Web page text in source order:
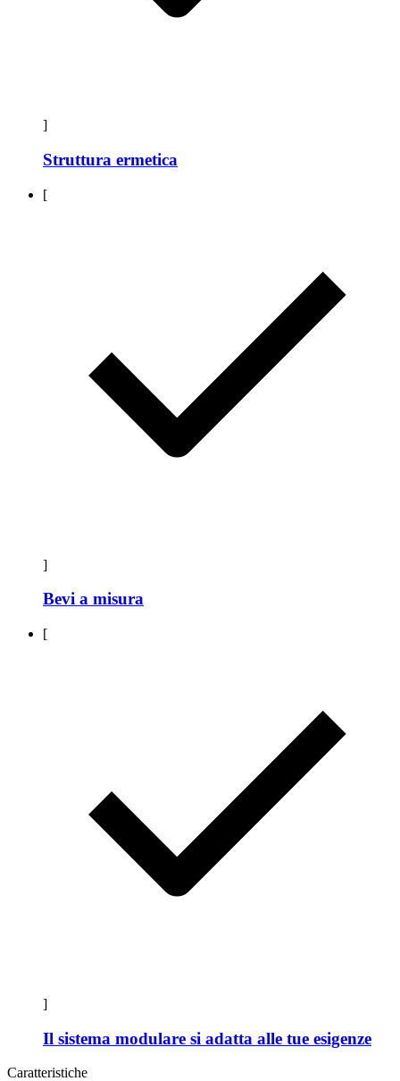
]
Struttura ermetica
[
]
Bevi a misura
[
]
Il sistema modulare si adatta alle tue esigenze
Caratteristiche